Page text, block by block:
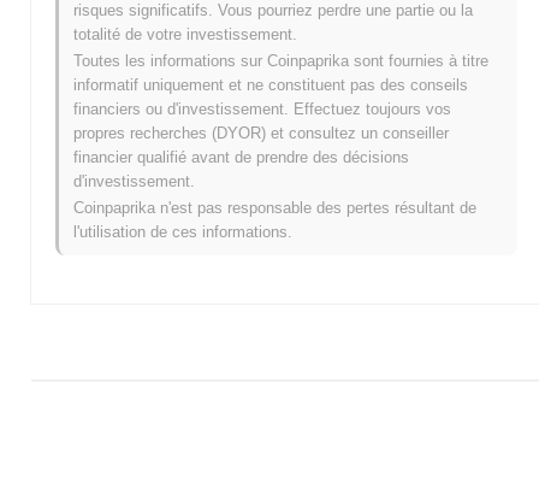
Plus Haut Historique (ATH) : €0.00000057
Plus Bas Historique (ATL) :€0.00
Moon Boy AI se négocie actuellement~1.23% en dessous de son
ATH .
Comment Moon Boy AI performe-t-il par rapport au
marché crypto plus large ?
Au cours des 7 derniers jours, Moon Boy AI a a gagné
sous-performant le marché crypto global qui a affiché un gain de
risques significatifs. Vous pourriez perdre une partie ou la
totalité de votre investissement.
Toutes les informations sur Coinpaprika sont fournies à titre
informatif uniquement et ne constituent pas des conseils
financiers ou d'investissement. Effectuez toujours vos
propres recherches (DYOR) et consultez un conseiller
financier qualifié avant de prendre des décisions
d'investissement.
Coinpaprika n'est pas responsable des pertes résultant de
l'utilisation de ces informations.